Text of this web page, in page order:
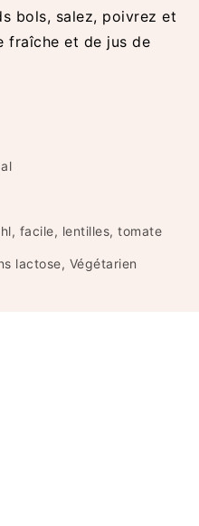
bols, salez, poivrez et
fraîche et de jus de
facile, lentilles, tomate
lactose, Végétarien